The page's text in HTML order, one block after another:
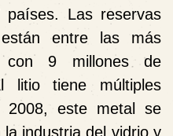
Las reservas
entre las más
con 9 millones de
litio tiene múltiples
2008, este metal se
industria del vidrio y